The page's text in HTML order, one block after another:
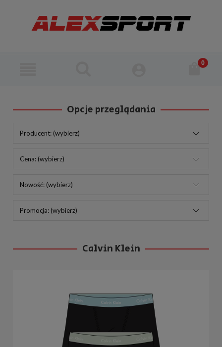
Opcje przeglądania
Producent: (wybierz)
Cena: (wybierz)
Nowość: (wybierz)
Promocja: (wybierz)
Calvin Klein